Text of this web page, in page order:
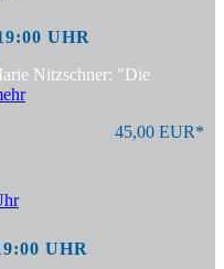
UHR
Nitzschner: "Die
45,00 EUR*
UHR